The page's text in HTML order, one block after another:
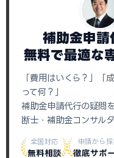
補助金申請
無料で最適な
「費用はいくら？」「
って何？」
補助金申請代行の疑問
断士・補助金コンサル
全国対応
無料相談
申請から採
徹底サポ